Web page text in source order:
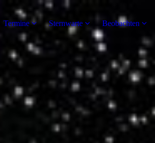
Termine Sternwarte Beobachten